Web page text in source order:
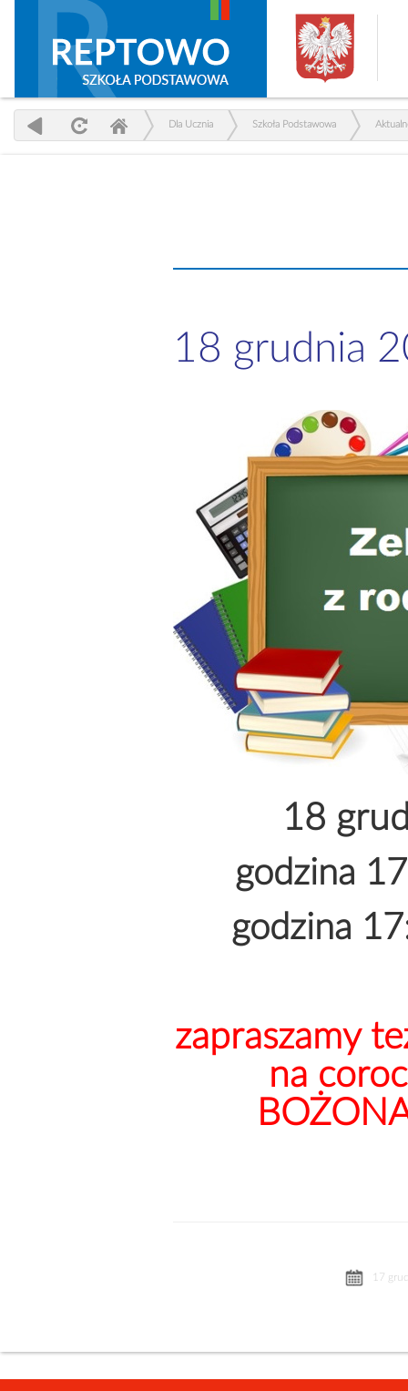
Dla Ucznia Szkoła Podstawowa
18 grudnia
18
godzina
godzina
zapraszamy
na
17